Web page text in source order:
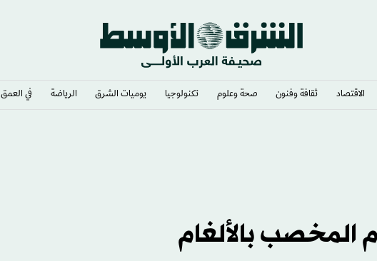
الاقتصاد ثقافة وفنون صحة وعلوم تكنولوجيا يوميات الشرق​ الرياضة في العمق
المخصب بالألغام